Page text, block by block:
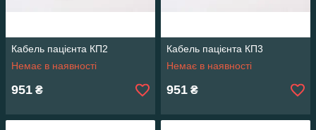
Кабель пацієнта КП2
Немає в наявності
951 ₴
Кабель пацієнта КП3
Немає в наявності
951 ₴